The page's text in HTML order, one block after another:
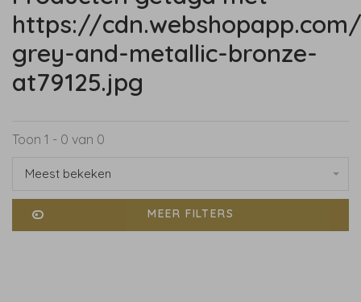
https://
grey-and-metallic-bronze-
at79125.jpg
Toon 1 - 0 van 0
Meest bekeken
MEER FILTERS